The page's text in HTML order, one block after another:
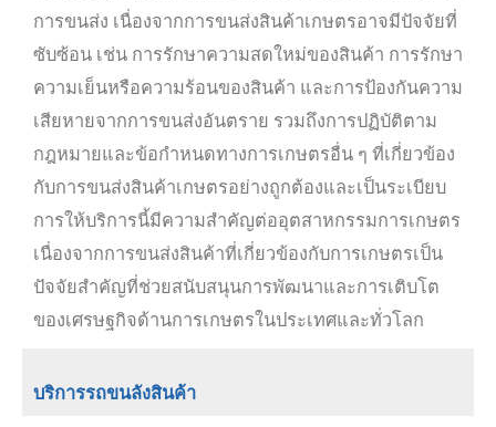
การขนส่ง เนื่องจากการขนส่งสินค้าเกษตรอาจมีปัจจัยที่
ซับซ้อน เช่น การรักษาความสดใหม่ของสินค้า การรักษา
ความเย็นหรือความร้อนของสินค้า และการป้องกันความ
เสียหายจากการขนส่งอันตราย รวมถึงการปฏิบัติตาม
กฎหมายและข้อกำหนดทางการเกษตรอื่น ๆ ที่เกี่ยวข้อง
กับการขนส่งสินค้าเกษตรอย่างถูกต้องและเป็นระเบียบ
การให้บริการนี้มีความสำคัญต่ออุตสาหกรรมการเกษตร
เนื่องจากการขนส่งสินค้าที่เกี่ยวข้องกับการเกษตรเป็น
ปัจจัยสำคัญที่ช่วยสนับสนุนการพัฒนาและการเติบโต
ของเศรษฐกิจด้านการเกษตรในประเทศและทั่วโลก
บริการรถขนลังสินค้า